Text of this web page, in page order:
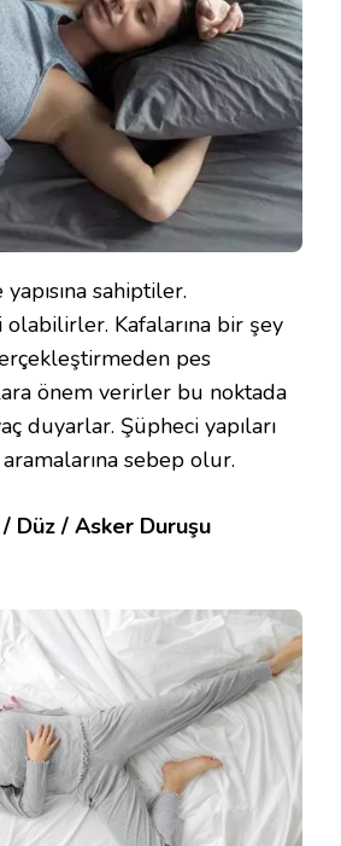
sahiptiler.
Kafalarına bir şey
pes
önem verirler bu noktada
duyarlar. Şüpheci yapıları
sebep olur.
/ Düz / Asker Duruşu